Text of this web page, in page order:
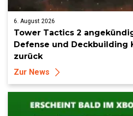
6. August 2026
Tower Tactics 2
Defense und Deckbuilding
zurück
Zur News